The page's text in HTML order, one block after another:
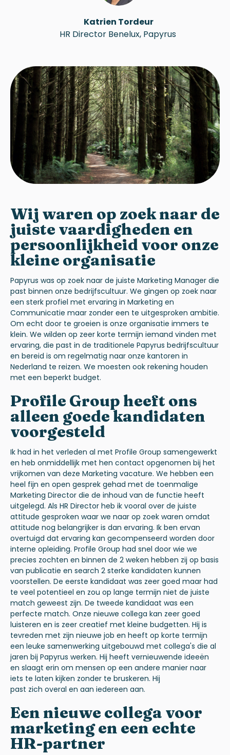
Katrien Tordeur
HR Director Benelux, Papyrus
Wij waren op zoek naar de
juiste vaardigheden en
persoonlijkheid voor onze
kleine organisatie
Papyrus was op zoek naar de juiste Marketing Manager die
past binnen onze bedrijfscultuur. We gingen op zoek naar
een sterk profiel met ervaring in Marketing en
Communicatie maar zonder een te uitgesproken ambitie.
Om echt door te groeien is onze organisatie immers te
klein. We wilden op zeer korte termijn iemand vinden met
ervaring, die past in de traditionele Papyrus bedrijfscultuur
en bereid is om regelmatig naar onze kantoren in
Nederland te reizen. We moesten ook rekening houden
met een beperkt budget.
Profile Group heeft ons
alleen goede kandidaten
voorgesteld
Ik had in het verleden al met Profile Group samengewerkt
en heb onmiddellijk met hen contact opgenomen bij het
vrijkomen van deze Marketing vacature. We hebben een
heel fijn en open gesprek gehad met de toenmalige
Marketing Director die de inhoud van de functie heeft
uitgelegd. Als HR Director heb ik vooral over de juiste
attitude gesproken waar we naar op zoek waren omdat
attitude nog belangrijker is dan ervaring. Ik ben ervan
overtuigd dat ervaring kan gecompenseerd worden door
interne opleiding. Profile Group had snel door wie we
precies zochten en binnen de 2 weken hebben zij op basis
van publicatie en search 2 sterke kandidaten kunnen
voorstellen. De eerste kandidaat was zeer goed maar had
te veel potentieel en zou op lange termijn niet de juiste
match geweest zijn. De tweede kandidaat was een
perfecte match. Onze nieuwe collega kan zeer goed
luisteren en is zeer creatief met kleine budgetten. Hij is
tevreden met zijn nieuwe job en heeft op korte termijn
een leuke samenwerking uitgebouwd met collega's die al
jaren bij Papyrus werken. Hij heeft vernieuwende ideeën
en slaagt erin om mensen op een andere manier naar
iets te laten kijken zonder te bruskeren. Hij
past zich overal en aan iedereen aan.
Een nieuwe collega voor
marketing en een echte
HR-partner